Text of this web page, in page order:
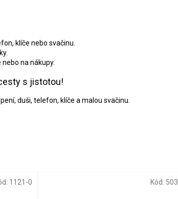
klíče nebo svačinu.
na nákupy.
s jistotou!
duši, telefon, klíče a malou svačinu.
1121-0 Kód: 503